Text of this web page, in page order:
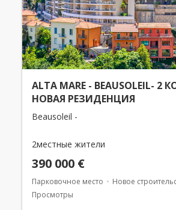
ALTA MARE - BEAUSOLEIL-
НОВАЯ РЕЗИДЕНЦИЯ
Beausoleil -
2местные жители
390 000 €
Парковочное место
Новое
Просмотры